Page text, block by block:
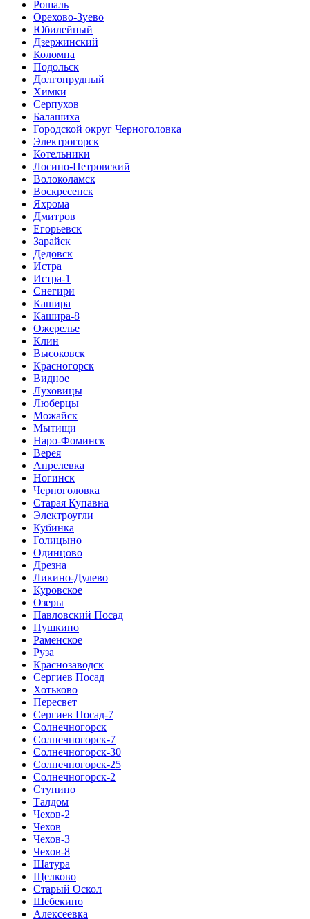
Рошаль
Орехово-Зуево
Юбилейный
Дзержинский
Коломна
Подольск
Долгопрудный
Химки
Серпухов
Балашиха
Городской округ Черноголовка
Электрогорск
Котельники
Лосино-Петровский
Волоколамск
Воскресенск
Яхрома
Дмитров
Егорьевск
Зарайск
Дедовск
Истра
Истра-1
Снегири
Кашира
Кашира-8
Ожерелье
Клин
Высоковск
Красногорск
Видное
Луховицы
Люберцы
Можайск
Мытищи
Наро-Фоминск
Верея
Апрелевка
Ногинск
Черноголовка
Старая Купавна
Электроугли
Кубинка
Голицыно
Одинцово
Дрезна
Ликино-Дулево
Куровское
Озеры
Павловский Посад
Пушкино
Раменское
Руза
Краснозаводск
Сергиев Посад
Хотьково
Пересвет
Сергиев Посад-7
Солнечногорск
Солнечногорск-7
Солнечногорск-30
Солнечногорск-25
Солнечногорск-2
Ступино
Талдом
Чехов-2
Чехов
Чехов-3
Чехов-8
Шатура
Щелково
Старый Оскол
Шебекино
Алексеевка